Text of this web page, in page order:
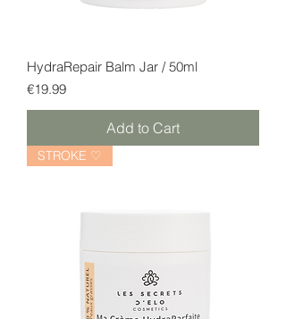
HydraRepair Balm Jar / 50ml
Price
€19.99
Add to Cart
STROKE ♡